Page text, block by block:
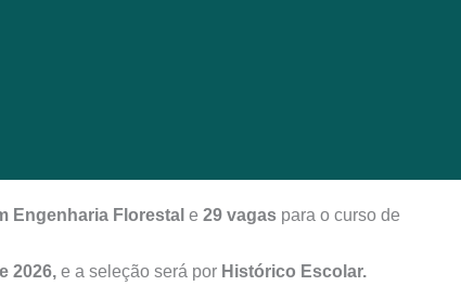
Engenharia Florestal e 29 vagas para o curso de
2026, e a seleção será por Histórico Escolar.